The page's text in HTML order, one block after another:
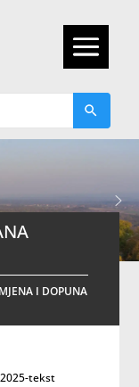
I DOPUNA
2025-tekst